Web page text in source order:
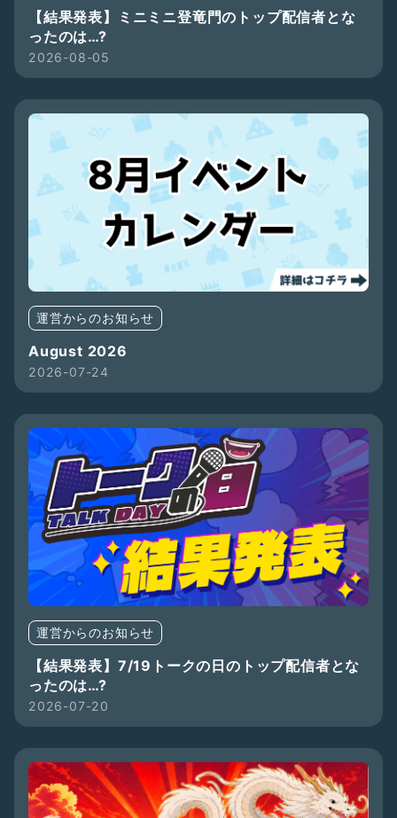
【結果発表】ミニミニ登竜門のトップ配信者とな
ったのは…?
2026-08-05
運営からのお知らせ
August 2026
2026-07-24
運営からのお知らせ
【結果発表】7/19トークの日のトップ配信者とな
ったのは…?
2026-07-20